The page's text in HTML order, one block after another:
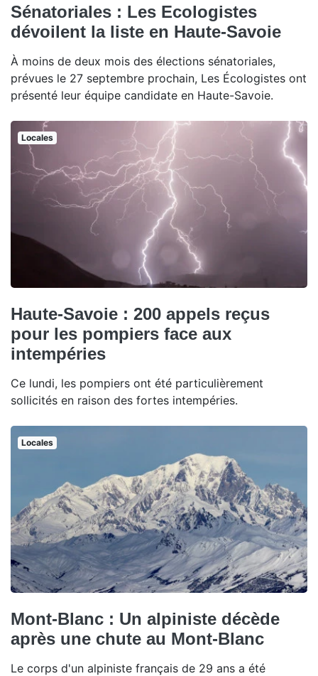
Sénatoriales : Les Ecologistes
dévoilent la liste en Haute-Savoie
À moins de deux mois des élections sénatoriales,
prévues le 27 septembre prochain, Les Écologistes ont
présenté leur équipe candidate en Haute-Savoie.
Locales
Haute-Savoie : 200 appels reçus
pour les pompiers face aux
intempéries
Ce lundi, les pompiers ont été particulièrement
sollicités en raison des fortes intempéries.
Locales
Mont-Blanc : Un alpiniste décède
après une chute au Mont-Blanc
Le corps d'un alpiniste français de 29 ans a été